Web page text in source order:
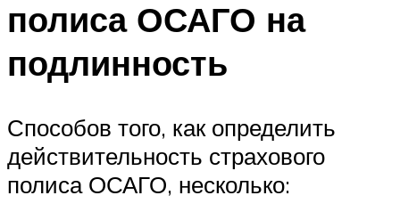
полиса ОСАГО на
подлинность
Способов того, как определить
действительность страхового
полиса ОСАГО, несколько: